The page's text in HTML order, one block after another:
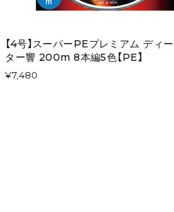
【4号】スーパーPEプレミアム ディ
ター響 200m 8本編5色【PE】
¥7,480